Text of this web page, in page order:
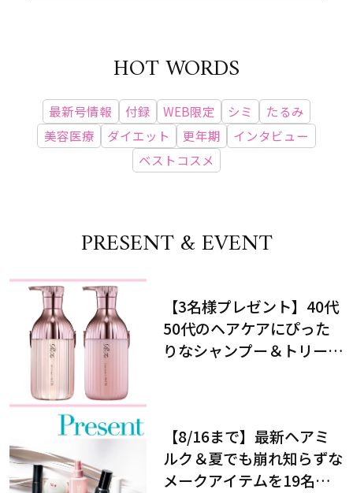
HOT WORDS
最新号情報 付録 WEB限定 シミ
たるみ
美容医療
ダイエット 更年期
インタビュー
ベストコスメ
PRESENT & EVENT
【3名様プレゼント】40代
50代のヘアケアにぴった
りなシャンプー＆トリート
【8/16まで】最新ヘアミ
ルク＆夏でも崩れ知らずな
メークアイテムを19名様